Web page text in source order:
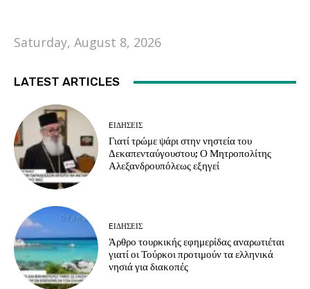
Saturday, August 8, 2026
LATEST ARTICLES
EΙΔΗΣΕΙΣ
Γιατί τρώμε ψάρι στην νηστεία του
Δεκαπενταύγουστου; Ο Μητροπολίτης
Αλεξανδρουπόλεως εξηγεί
EΙΔΗΣΕΙΣ
Άρθρο τουρκικής εφημερίδας αναρωτιέται
γιατί οι Τούρκοι προτιμούν τα ελληνικά
νησιά για διακοπές